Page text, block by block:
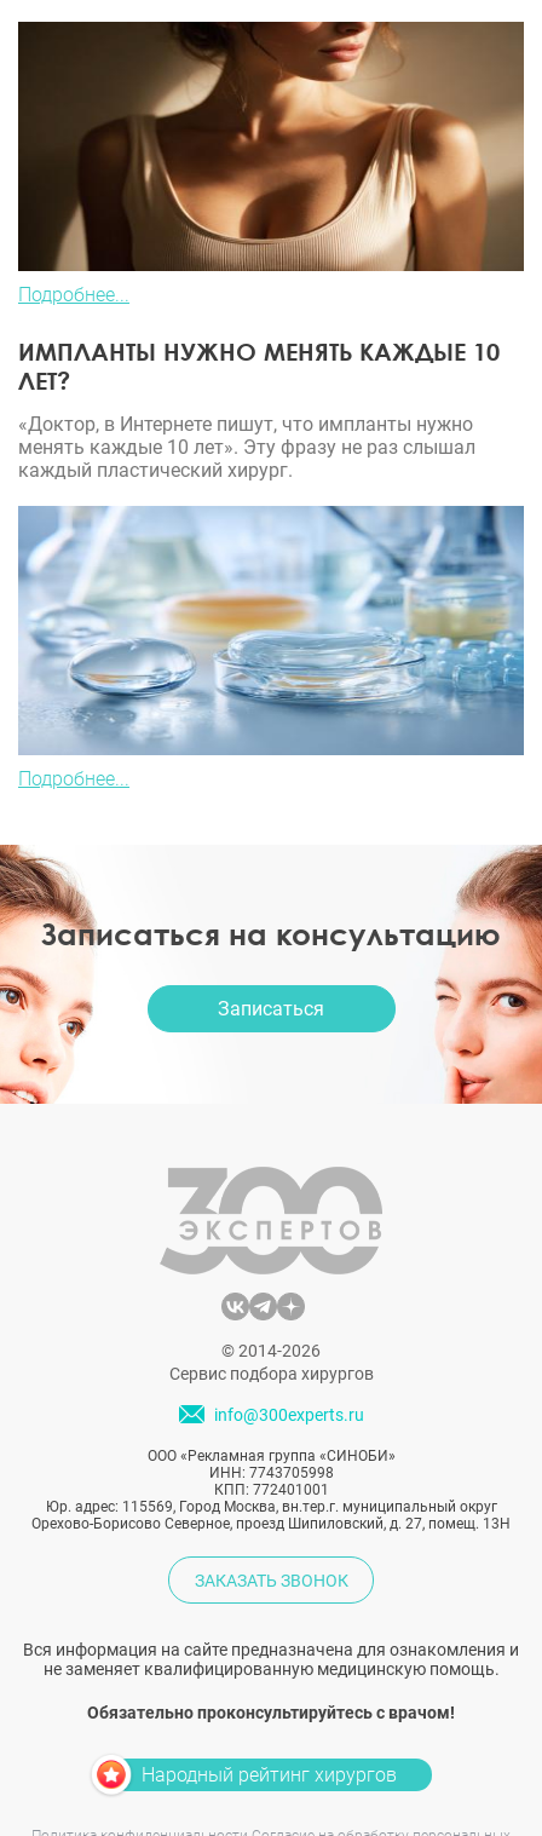
Подробнее...
ИМПЛАНТЫ НУЖНО МЕНЯТЬ КАЖДЫЕ 10
ЛЕТ?
«Доктор, в Интернете пишут, что импланты нужно
менять каждые 10 лет». Эту фразу не раз слышал
каждый пластический хирург.
Подробнее...
Записаться на консультацию
Записаться
© 2014-2026
Сервис подбора хирургов
info@300experts.ru
ООО «Рекламная группа «СИНОБИ»
ИНН: 7743705998
КПП: 772401001
Юр. адрес: 115569, Город Москва, вн.тер.г. муниципальный округ
Орехово-Борисово Северное, проезд Шипиловский, д. 27, помещ. 13Н
ЗАКАЗАТЬ ЗВОНОК
Вся информация на сайте предназначена для ознакомления и
не заменяет квалифицированную медицинскую помощь.
Обязательно проконсультируйтесь с врачом!
Народный рейтинг хирургов